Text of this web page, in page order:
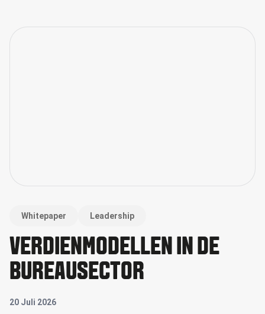
Whitepaper Leadership
VERDIENMODELLEN IN DE
BUREAUSECTOR
20 Juli 2026